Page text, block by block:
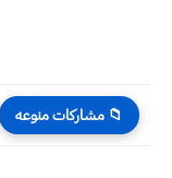
📁 مشاركات منوعه